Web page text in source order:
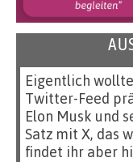
Eigentlich
Twitter-Feed
Elon Musk und
Satz mit X, das
findet ihr aber